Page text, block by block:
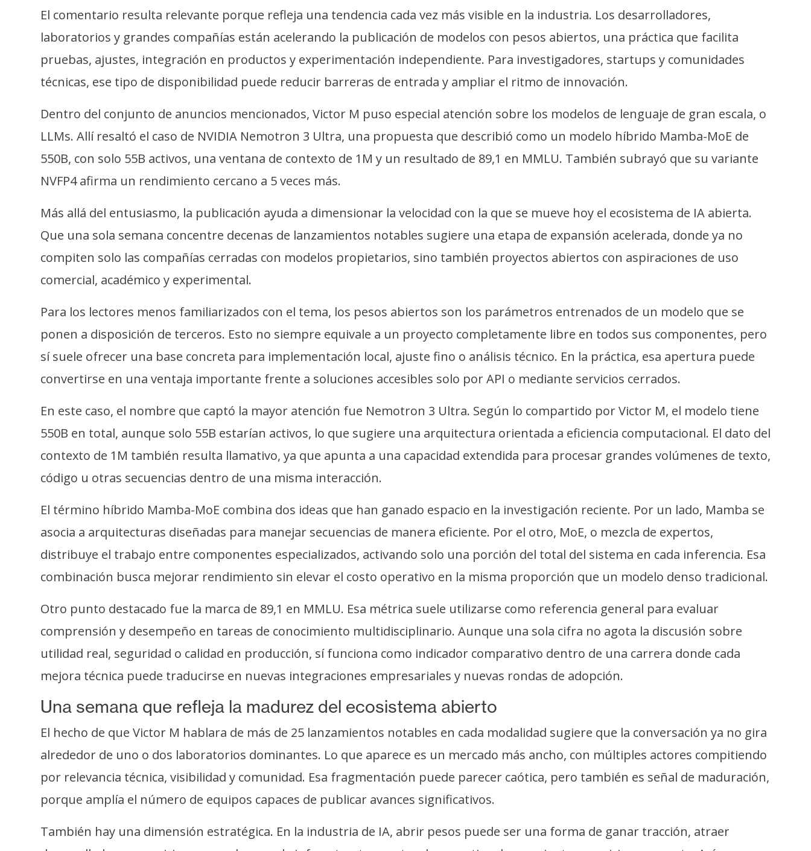
r
o
s
o
n
t
a
c
o
y
u
b
i
c
d
a
El comentario resulta relevante porque refleja una tendencia cada vez más visible en la industria. Los desarrolladores,
laboratorios y grandes compañías están acelerando la publicación de modelos con pesos abiertos, una práctica que facilita
pruebas, ajustes, integración en productos y experimentación independiente. Para investigadores, startups y comunidades
técnicas, ese tipo de disponibilidad puede reducir barreras de entrada y ampliar el ritmo de innovación.
Dentro del conjunto de anuncios mencionados, Victor M puso especial atención sobre los modelos de lenguaje de gran escala, o
LLMs. Allí resaltó el caso de NVIDIA Nemotron 3 Ultra, una propuesta que describió como un modelo híbrido Mamba-MoE de
550B, con solo 55B activos, una ventana de contexto de 1M y un resultado de 89,1 en MMLU. También subrayó que su variante
NVFP4 afirma un rendimiento cercano a 5 veces más.
Más allá del entusiasmo, la publicación ayuda a dimensionar la velocidad con la que se mueve hoy el ecosistema de IA abierta.
Que una sola semana concentre decenas de lanzamientos notables sugiere una etapa de expansión acelerada, donde ya no
compiten solo las compañías cerradas con modelos propietarios, sino también proyectos abiertos con aspiraciones de uso
comercial, académico y experimental.
Para los lectores menos familiarizados con el tema, los pesos abiertos son los parámetros entrenados de un modelo que se
ponen a disposición de terceros. Esto no siempre equivale a un proyecto completamente libre en todos sus componentes, pero
sí suele ofrecer una base concreta para implementación local, ajuste fino o análisis técnico. En la práctica, esa apertura puede
convertirse en una ventaja importante frente a soluciones accesibles solo por API o mediante servicios cerrados.
En este caso, el nombre que captó la mayor atención fue Nemotron 3 Ultra. Según lo compartido por Victor M, el modelo tiene
550B en total, aunque solo 55B estarían activos, lo que sugiere una arquitectura orientada a eficiencia computacional. El dato del
contexto de 1M también resulta llamativo, ya que apunta a una capacidad extendida para procesar grandes volúmenes de texto,
código u otras secuencias dentro de una misma interacción.
El término híbrido Mamba-MoE combina dos ideas que han ganado espacio en la investigación reciente. Por un lado, Mamba se
asocia a arquitecturas diseñadas para manejar secuencias de manera eficiente. Por el otro, MoE, o mezcla de expertos,
distribuye el trabajo entre componentes especializados, activando solo una porción del total del sistema en cada inferencia. Esa
combinación busca mejorar rendimiento sin elevar el costo operativo en la misma proporción que un modelo denso tradicional.
Otro punto destacado fue la marca de 89,1 en MMLU. Esa métrica suele utilizarse como referencia general para evaluar
comprensión y desempeño en tareas de conocimiento multidisciplinario. Aunque una sola cifra no agota la discusión sobre
utilidad real, seguridad o calidad en producción, sí funciona como indicador comparativo dentro de una carrera donde cada
mejora técnica puede traducirse en nuevas integraciones empresariales y nuevas rondas de adopción.
Una semana que refleja la madurez del ecosistema abierto
El hecho de que Victor M hablara de más de 25 lanzamientos notables en cada modalidad sugiere que la conversación ya no gira
alrededor de uno o dos laboratorios dominantes. Lo que aparece es un mercado más ancho, con múltiples actores compitiendo
por relevancia técnica, visibilidad y comunidad. Esa fragmentación puede parecer caótica, pero también es señal de maduración,
porque amplía el número de equipos capaces de publicar avances significativos.
También hay una dimensión estratégica. En la industria de IA, abrir pesos puede ser una forma de ganar tracción, atraer